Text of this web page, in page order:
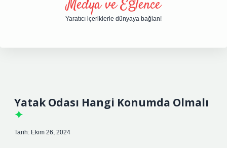
Medya ve Eğlence
Yaratıcı içeriklerle dünyaya bağlan!
Yatak Odası Hangi Konumda Olmalı
Tarih: Ekim 26, 2024